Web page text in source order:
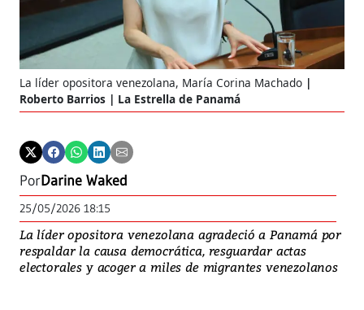
La líder opositora venezolana, María Corina Machado
Roberto Barrios | La Estrella de Panamá
PorDarine Waked
25/05/2026 18:15
La líder opositora venezolana agradeció a Panamá por
respaldar la causa democrática, resguardar actas
electorales y acoger a miles de migrantes venezolanos